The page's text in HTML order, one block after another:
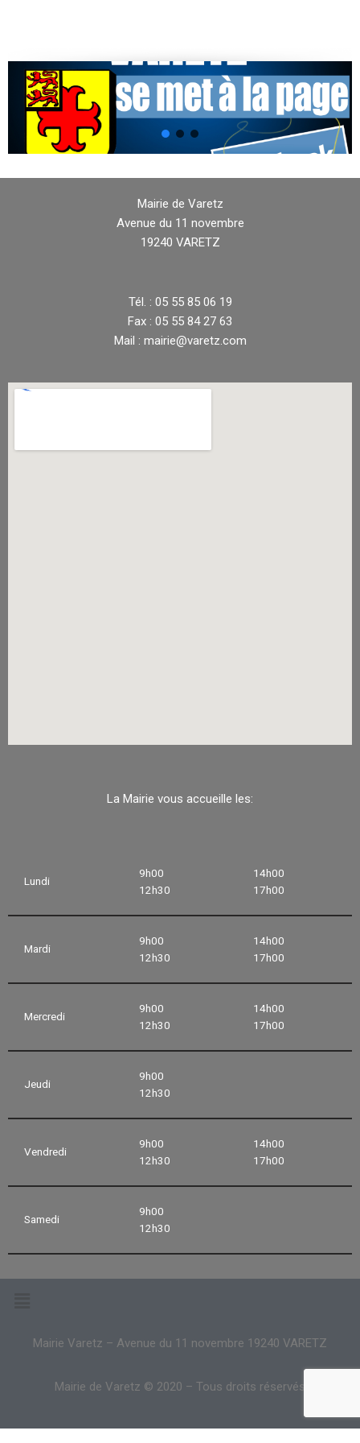
Mairie de Varetz
Avenue du 11 novembre
19240 VARETZ
Tél. : 05 55 85 06 19
Fax : 05 55 84 27 63
Mail : mairie@varetz.com
La Mairie vous accueille les:
Lundi
9h00
12h30
14h00
17h00
Mardi
9h00
12h30
14h00
17h00
Mercredi
9h00
12h30
14h00
17h00
Jeudi
9h00
12h30
Vendredi
9h00
12h30
14h00
17h00
Samedi
9h00
12h30
Mairie Varetz – Avenue du 11 novembre 19240 VARETZ
Mairie de Varetz © 2020 – Tous droits réservés